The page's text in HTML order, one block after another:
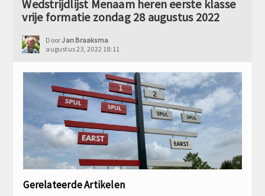
Wedstrijdlijst Menaam heren eerste klasse
vrije formatie zondag 28 augustus 2022
DoorJan Braaksma
augustus 23, 2022 18:11
Gerelateerde Artikelen